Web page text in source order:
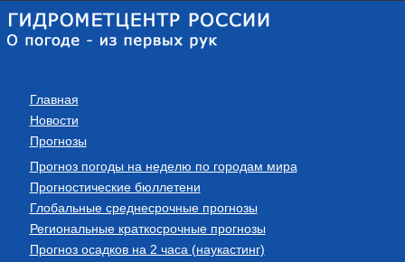
Главная
Новости
Прогнозы
Прогноз погоды на неделю по городам мира
Прогностические бюллетени
Глобальные среднесрочные прогнозы
Региональные краткосрочные прогнозы
Прогноз осадков на 2 часа (наукастинг)